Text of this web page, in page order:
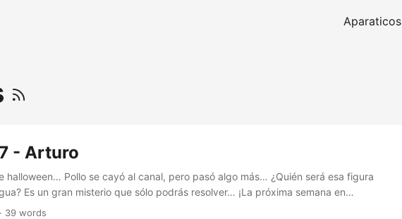
Aparaticos
- Arturo
halloween… Pollo se cayó al canal, pero pasó algo más… ¿Quién será esa figura
Es un gran misterio que sólo podrás resolver… ¡La próxima semana en
por #zaragozasobrenatural…
39 words